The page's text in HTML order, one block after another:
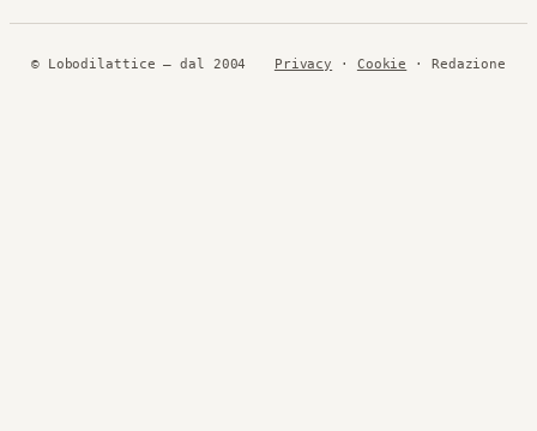
© Lobodilattice — dal 2004 Privacy · Cookie · Redazione